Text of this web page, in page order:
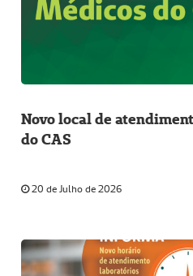
Novo local de
do CAS
20 de Julho de 2026